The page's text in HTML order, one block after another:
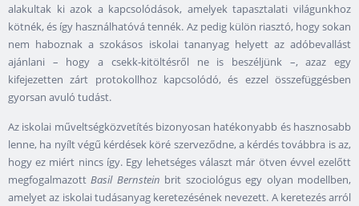
alakultak ki azok a kapcsolódások, amelyek tapasztalati világunkhoz
kötnék, és így használhatóvá tennék. Az pedig külön riasztó, hogy sokan
nem haboznak a szokásos iskolai tananyag helyett az adóbevallást
ajánlani – hogy a csekk-kitöltésről ne is beszéljünk –, azaz egy
kifejezetten zárt protokollhoz kapcsolódó, és ezzel összefüggésben
gyorsan avuló tudást.
Az iskolai műveltségközvetítés bizonyosan hatékonyabb és hasznosabb
lenne, ha nyílt végű kérdések köré szerveződne, a kérdés továbbra is az,
hogy ez miért nincs így. Egy lehetséges választ már ötven évvel ezelőtt
megfogalmazottBasil Bernstein brit szociológus egy olyan modellben,
amelyet az iskolai tudásanyag keretezésének nevezett. A keretezés arról